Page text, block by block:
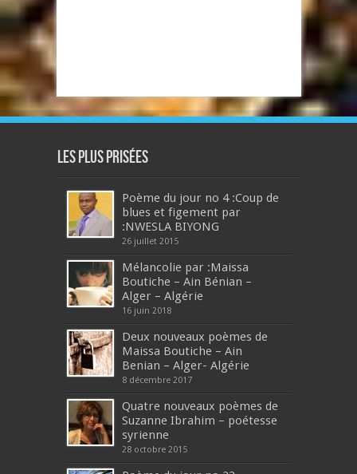
Les plus prisées
Poème du jour no 4 :Coup de
blues et figement par
:NWESLA BIYONG
26 juillet 2015
Mélancolie par :Maissa
Boutiche – Ain Bénian –
Alger – Algérie
16 juin 2018
Deux nouveaux poèmes de
Maissa Boutiche – Ain
Benian – Alger- Algérie
8 décembre 2017
Quatre nouveaux poèmes de
Suzanne Ibrahim – poétesse
syrienne
28 octobre 2015